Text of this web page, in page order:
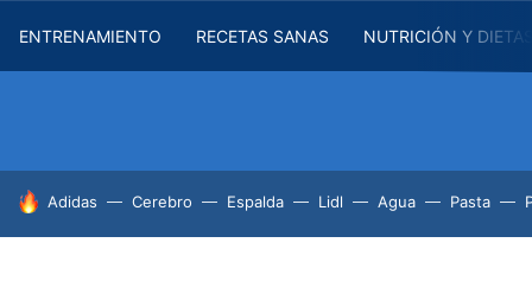
ENTRENAMIENTO RECETAS SANAS NUTRICIÓN Y
HOY SE HABLA DE
Adidas Cerebro Espalda Lidl Agua Pasta